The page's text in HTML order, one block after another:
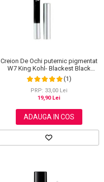
Creion De Ochi puternic pigmentat
W7 King Kohl- Blackest Black
(Negru) (1)
PRP: 33,00 Lei
19,90 Lei
ADAUGA IN COS